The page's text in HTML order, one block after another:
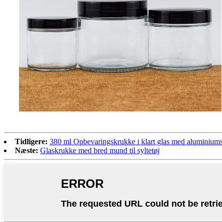
Tidligere: 380 ml Opbevaringskrukke i klart glas med
Næste: Glaskrukke med bred mund til syltetøj